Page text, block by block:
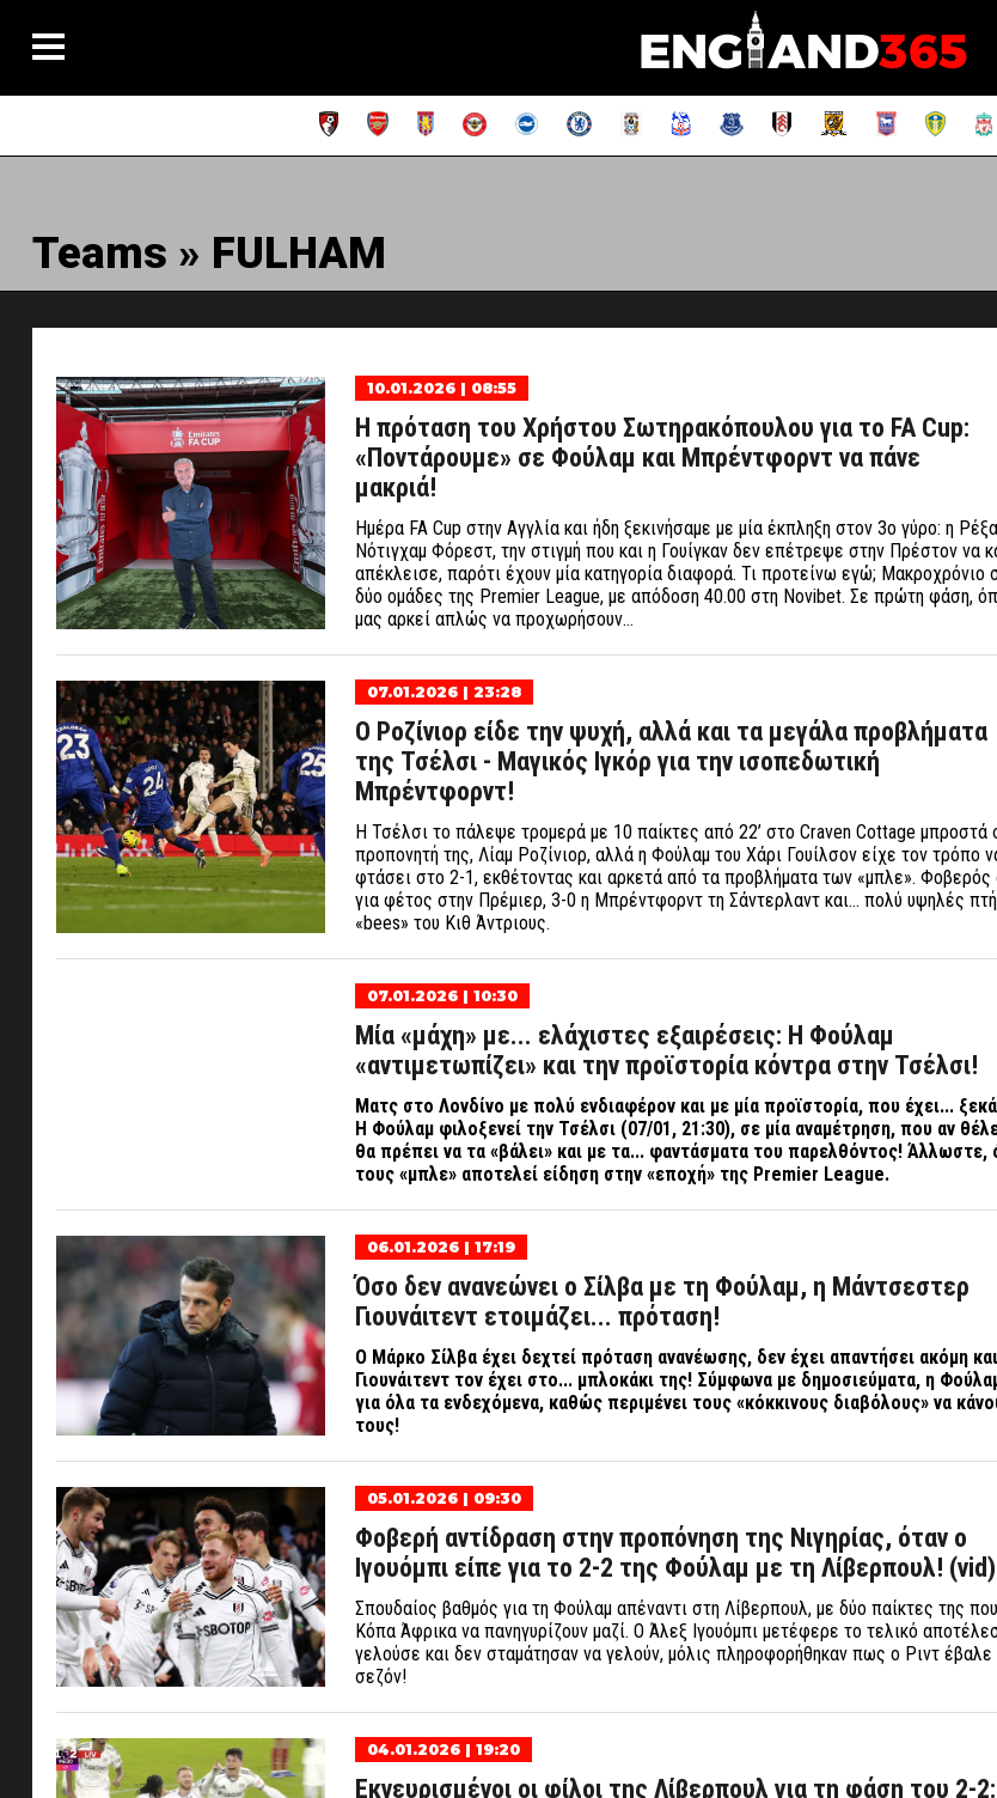
Teams » FULHAM
10.01.2026 | 08:55
Η πρόταση του Χρήστου Σωτηρακόπουλου για το FA Cup:
«Ποντάρουμε» σε Φούλαμ και Μπρέντφορντ να πάνε
μακριά!
Ημέρα FA Cup στην Αγγλία και ήδη ξεκινήσαμε με μία έκπληξη στον 3ο γύρο: η
Νότιγχαμ Φόρεστ, την στιγμή που και η Γουίγκαν δεν επέτρεψε στην Πρέστον να
απέκλεισε, παρότι έχουν μία κατηγορία διαφορά. Τι προτείνω εγώ; Μακροχρόνιο
δύο ομάδες της Premier League, με απόδοση 40.00 στη Novibet. Σε πρώτη φάση,
μας αρκεί απλώς να προχωρήσουν…
07.01.2026 | 23:28
Ο Ροζίνιορ είδε την ψυχή, αλλά και τα μεγάλα προβλήματα
της Τσέλσι - Μαγικός Ιγκόρ για την ισοπεδωτική
Μπρέντφορντ!
Η Τσέλσι το πάλεψε τρομερά με 10 παίκτες από 22’ στο Craven Cottage μπροστά
προπονητή της, Λίαμ Ροζίνιορ, αλλά η Φούλαμ του Χάρι Γουίλσον είχε τον τρόπο
φτάσει στο 2-1, εκθέτοντας και αρκετά από τα προβλήματα των «μπλε». Φοβερός
για φέτος στην Πρέμιερ, 3-0 η Μπρέντφορντ τη Σάντερλαντ και... πολύ υψηλές
«bees» του Κιθ Άντριους.
07.01.2026 | 10:30
Μία «μάχη» με... ελάχιστες εξαιρέσεις: Η Φούλαμ
«αντιμετωπίζει» και την προϊστορία κόντρα στην Τσέλσι!
Ματς στο Λονδίνο με πολύ ενδιαφέρον και με μία προϊστορία, που έχει...
Η Φούλαμ φιλοξενεί την Τσέλσι (07/01, 21:30), σε μία αναμέτρηση, που αν
θα πρέπει να τα «βάλει» και με τα... φαντάσματα του παρελθόντος! Άλλωστε,
τους «μπλε» αποτελεί είδηση στην «εποχή» της Premier League.
06.01.2026 | 17:19
Όσο δεν ανανεώνει ο Σίλβα με τη Φούλαμ, η Μάντσεστερ
Γιουνάιτεντ ετοιμάζει... πρόταση!
Ο Μάρκο Σίλβα έχει δεχτεί πρόταση ανανέωσης, δεν έχει απαντήσει ακόμη
Γιουνάιτεντ τον έχει στο... μπλοκάκι της! Σύμφωνα με δημοσιεύματα, η
για όλα τα ενδεχόμενα, καθώς περιμένει τους «κόκκινους διαβόλους» να
τους!
05.01.2026 | 09:30
Φοβερή αντίδραση στην προπόνηση της Νιγηρίας, όταν ο
Ιγουόμπι είπε για το 2-2 της Φούλαμ με τη Λίβερπουλ! (vid)
Σπουδαίος βαθμός για τη Φούλαμ απέναντι στη Λίβερπουλ, με δύο παίκτες της
Κόπα Άφρικα να πανηγυρίζουν μαζί. Ο Άλεξ Ιγουόμπι μετέφερε το τελικό
γελούσε και δεν σταμάτησαν να γελούν, μόλις πληροφορήθηκαν πως ο Ριντ
σεζόν!
04.01.2026 | 19:20
Εκνευρισμένοι οι φίλοι της Λίβερπουλ για τη φάση του 2-2: